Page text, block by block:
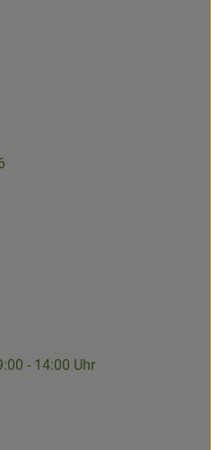
die.hofkiste/
www.facebook.com/p/Die-
- 14:00 Uhr